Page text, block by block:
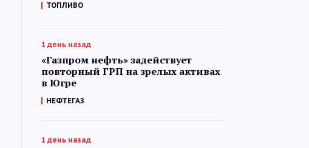
ТОПЛИВО
1 день назад
«Газпром нефть» задействует
повторный ГРП на зрелых активах
в Югре
НЕФТЕГАЗ
1 день назад